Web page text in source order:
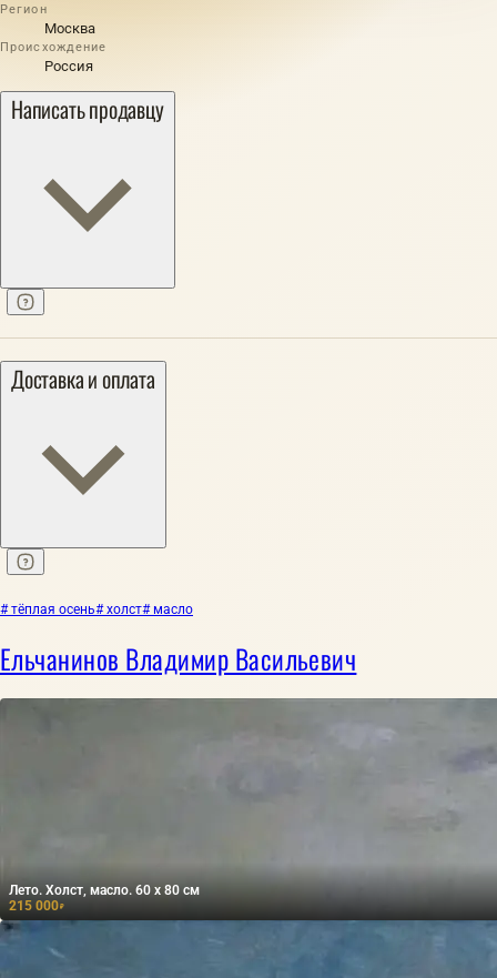
Регион
Москва
Происхождение
Россия
Написать продавцу
Доставка и оплата
# тёплая осень# холст# масло
Ельчанинов Владимир Васильевич
Лето. Холст, масло. 60 х 80 см
215 000₽